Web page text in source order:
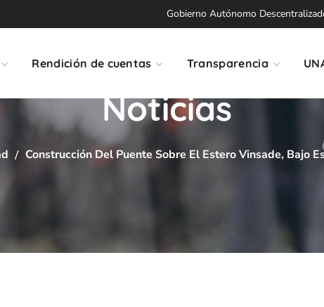
Gobierno Autónomo
Rendición de cuentas Transparencia
Noticias
Construcción Del Puente Sobre El Estero Vinsade, Bajo